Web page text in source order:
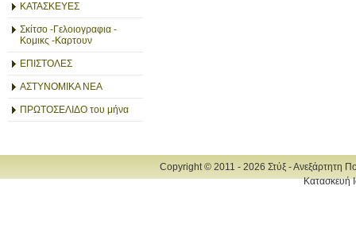
ΚΑΤΑΣΚΕΥΕΣ
Σκίτσο -Γελοιογραφια -
Κομικς -Καρτουν
ΕΠΙΣΤΟΛΕΣ
ΑΣΤΥΝΟΜΙΚΑ ΝΕΑ
ΠΡΩΤΟΣΕΛΙΔΟ του μήνα
Copyright © 2011 - 2026 Στύξ - Ανεξάρτητη
Κατασκευή